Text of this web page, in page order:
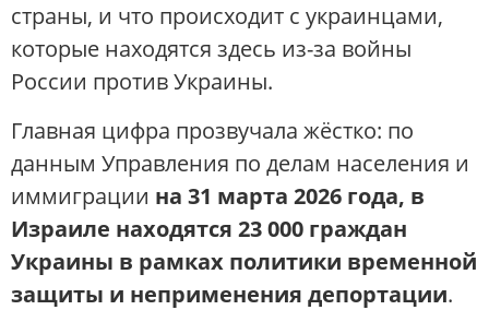
страны, и что происходит с украинцами,
которые находятся здесь из-за войны
России против Украины.
Главная цифра прозвучала жёстко: по
данным Управления по делам населения и
иммиграции на 31 марта 2026 года, в
Израиле находятся 23 000 граждан
Украины в рамках политики временной
защиты и неприменения депортации.